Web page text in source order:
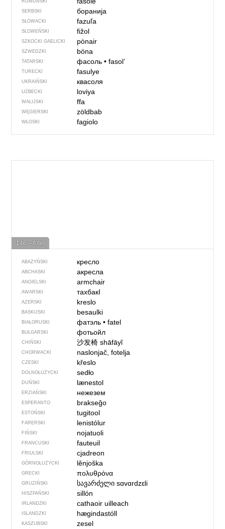
RUMUŃSKI
SERBSKI боранија
SŁOWACKI fazuľa
SŁOWEŃSKI fižol
SZKOCKI GAELICKI pònair
SZWEDZKI böna
TATARSKI фасоль• fasol’
TURECKI fasulye
UKRAIŃSKI квасоля
UZBECKI loviya
WALIJSKI ffa
WĘGIERSKI zöldbab
WŁOSKI fagiolo
146 – fotel
ABAZYŃSKI кресло
ABCHASKI акресла
ANGIELSKI armchair
AWARSKI тахбакI
AZERSKI kreslo
BASKIJSKI besaulki
BIAŁORUSKI фатэль• fatel
BUŁGARSKI фотьойл
CHIŃSKI 沙发椅shāfāyǐ
CHORWACKI naslonjač, fotelja
CZESKI křeslo
DOLNOŁUŻYCKI sedło
DUŃSKI lænestol
ERZIAŃSKI нежезем
ESPERANTO brakseĝo
ESTOŃSKI tugitool
FARERSKI lenistólur
FIŃSKI nojatuoli
FRANCUSKI fauteuil
FRIULSKI cjadreon
GÓRNOŁUŻYCKI lěnjoška
GRECKI πολυθρόνα
GRUZIŃSKI სავარძელიsɑvɑrdzɛli
HISZPAŃSKI sillón
IRLANDZKI cathaoir uilleach
ISLANDZKI hægindastóll
KASZUBSKI zesel